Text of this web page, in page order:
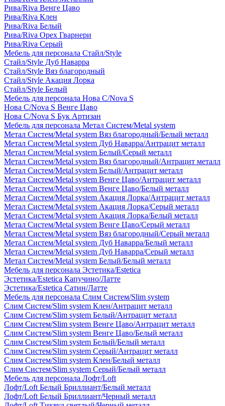
Рива/Riva Венге Цаво
Рива/Riva Клен
Рива/Riva Белый
Рива/Riva Орех Гварнери
Рива/Riva Серый
Мебель для персонала Стайл/Style
Стайл/Style Дуб Наварра
Стайл/Style Вяз благородный
Стайл/Style Акация Лорка
Стайл/Style Белый
Мебель для персонала Нова С/Nova S
Нова С/Nova S Венге Цаво
Нова С/Nova S Бук Артизан
Мебель для персонала Метал Систем/Metal system
Метал Систем/Metal system Вяз благородный/Белый металл
Метал Систем/Metal system Дуб Наварра/Антрацит металл
Метал Систем/Metal system Белый/Серый металл
Метал Систем/Metal system Вяз благородный/Антрацит металл
Метал Систем/Metal system Белый/Антрацит металл
Метал Систем/Metal system Венге Цаво/Антрацит металл
Метал Систем/Metal system Венге Цаво/Белый металл
Метал Систем/Metal system Акация Лорка/Антрацит металл
Метал Систем/Metal system Акация Лорка/Серый металл
Метал Систем/Metal system Акация Лорка/Белый металл
Метал Систем/Metal system Венге Цаво/Серый металл
Метал Систем/Metal system Вяз благородный/Серый металл
Метал Систем/Metal system Дуб Наварра/Белый металл
Метал Систем/Metal system Дуб Наварра/Серый металл
Метал Систем/Metal system Белый/Белый металл
Мебель для персонала Эстетика/Estetica
Эстетика/Estetica Капучино/Латте
Эстетика/Estetica Сатин/Латте
Мебель для персонала Слим Систем/Slim system
Слим Систем/Slim system Клен/Антрацит металл
Слим Систем/Slim system Белый/Антрацит металл
Слим Систем/Slim system Венге Цаво/Антрацит металл
Слим Систем/Slim system Венге Цаво/Белый металл
Слим Систем/Slim system Белый/Белый металл
Слим Систем/Slim system Серый/Антрацит металл
Слим Систем/Slim system Клен/Белый металл
Слим Систем/Slim system Серый/Белый металл
Мебель для персонала Лофт/Loft
Лофт/Loft Белый Бриллиант/Белый металл
Лофт/Loft Белый Бриллиант/Черный металл